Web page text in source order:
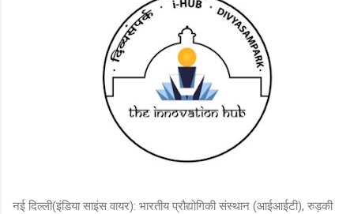
नई दिल्ली(इंडिया साइंस वायर): भारतीय प्रौद्योगिकी संस्थान (आईआईटी), रुड़की